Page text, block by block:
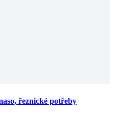
řeznické potřeby